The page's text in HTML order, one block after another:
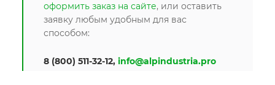
оформить заказ на сайте, или оставить
заявку любым удобным для вас
способом:
8 (800) 511-32-12, info@alpindustria.pro